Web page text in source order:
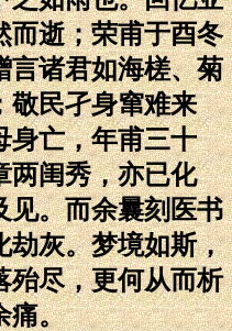
而逝；荣甫于酉冬
言诸君如海槎、菊
敬民孑身窜难来
身亡，年甫三十
两闺秀，亦已化
见。而余曩刻医书
劫灰。梦境如斯，
殆尽，更何从而析
痛。